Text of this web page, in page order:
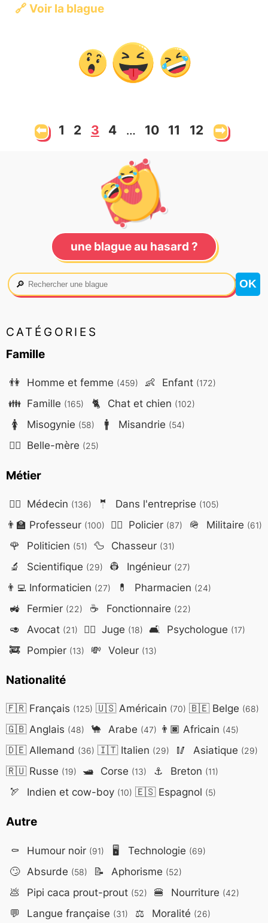
🔗 Voir la blague
⬅ 1 2 3 4 … 10 11 12 ➡
une blague au hasard ?
🔎
CATÉGORIES
Famille
👫 Homme et femme (459) 👶 Enfant (172)
👪 Famille (165) 🐈 Chat et chien (102)
🚺 Misogynie (58) 🚹 Misandrie (54)
🤷‍♀️ Belle-mère (25)
Métier
👨‍⚕️ Médecin (136) 🤵 Dans l'entreprise (105)
👨‍🏫 Professeur (100) 👮‍♂️ Policier (87) 🪖 Militaire (61)
🌹 Politicien (51) 🦆 Chasseur (31)
🔬 Scientifique (29) 👷 Ingénieur (27)
👨‍💻Informaticien (27) 💊 Pharmacien (24)
🚜 Fermier (22) ☕ Fonctionnaire (22)
🥑 Avocat (21) 👨‍⚖️ Juge (18) 🛋️ Psychologue (17)
🚒 Pompier (13) 💸 Voleur (13)
Nationalité
🇫🇷Français (125) 🇺🇸Américain (70) 🇧🇪Belge (68)
🇬🇧Anglais (48) 🐪 Arabe (47) 👨🏿 Africain (45)
🇩🇪Allemand (36) 🇮🇹Italien (29) 🥢 Asiatique (29)
🇷🇺Russe (19) 🛥️ Corse (13) ⚓ Breton (11)
🏹 Indien et cow-boy (10) 🇪🇸Espagnol (5)
Autre
⚰️ Humour noir (91) 🖥️ Technologie (69)
🙄 Absurde (58) 📝 Aphorisme (52)
💩 Pipi caca prout-prout (52) 🍔 Nourriture (42)
💬 Langue française (31) ⚖️ Moralité (26)